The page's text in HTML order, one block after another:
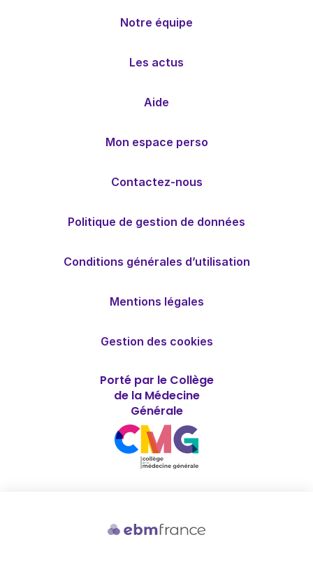
Notre équipe
Les actus
Aide
Mon espace perso
Contactez-nous
Politique de gestion de données
Conditions générales d’utilisation
Mentions légales
Gestion des cookies
Porté par le Collège
de la Médecine
Générale